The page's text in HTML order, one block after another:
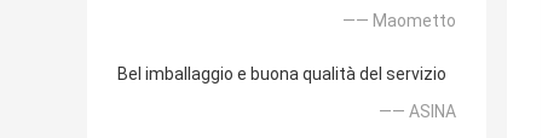
—— Maometto
Bel imballaggio e buona qualità del servizio
—— ASINA